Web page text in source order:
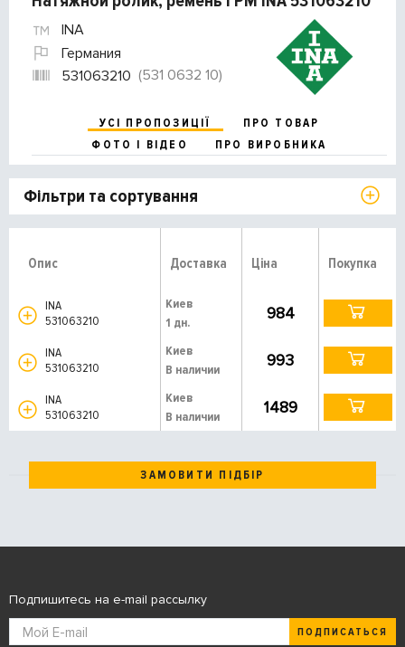
INA
Германия
531063210 (531 0632 10)
УСІ ПРОПОЗИЦІЇ
ПРО ТОВАР
ФОТО І ВІДЕО
ПРО ВИРОБНИКА
Фільтри та сортування
Опис Доставка Ціна Покупка
INA
531063210
Киев
1 дн.
984
INA
531063210
Киев
В наличии
993
INA
531063210
Киев
В наличии
1489
ЗАМОВИТИ ПІДБІР
Подпишитесь на e-mail рассылку
ПОДПИСАТЬСЯ